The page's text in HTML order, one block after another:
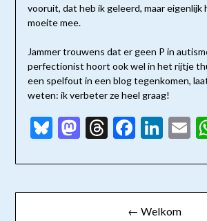
vooruit, dat heb ik geleerd, maar eigenlijk
moeite mee.
Jammer trouwens dat er geen P in
perfectionist hoort ook wel in het rijtje
een spelfout in een blog tegenkomen,
weten: ik verbeter ze heel graag!
Bluesky
Mastodon
Threads
Bericht
← Welkom